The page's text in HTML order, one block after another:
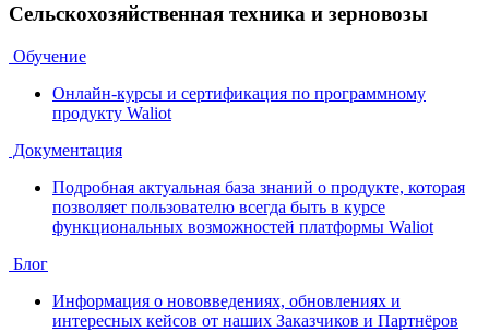
Сельскохозяйственная техника и зерновозы
Обучение
Онлайн-курсы и сертификация по программному
продукту Waliot
Документация
Подробная актуальная база знаний о продукте, которая
позволяет пользователю всегда быть в курсе
функциональных возможностей платформы Waliot
Блог
Информация о нововведениях, обновлениях и
интересных кейсов от наших Заказчиков и Партнёров